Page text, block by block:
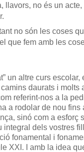
llavors, no és un
no són les coses
que fem amb les
un altre curs escolar,
daurats i molts
referint-nos a la
a rodolar de nou fins
sinó com a esforç
integral dels vostres
fonamental i
XXI. I amb la idea